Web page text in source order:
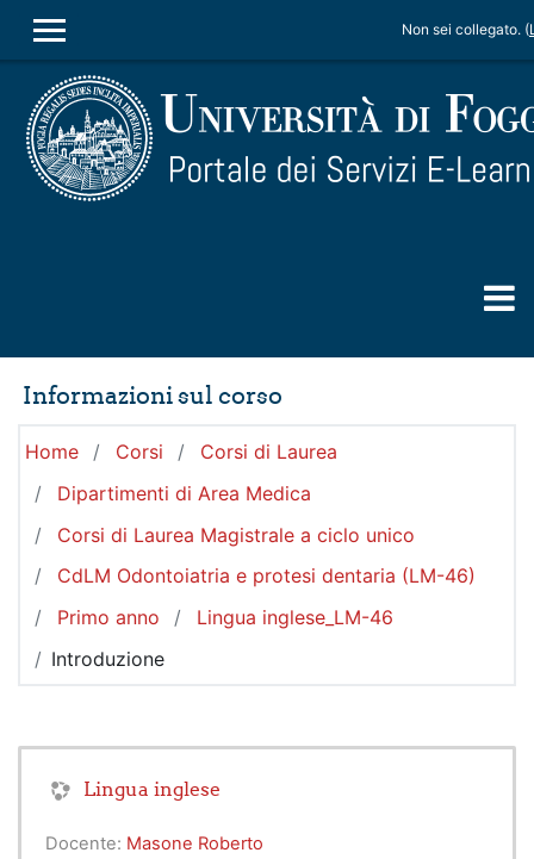
PANNELLO LATERALE
Non sei collegato. (
Informazioni sul corso
Home Corsi
Corsi di Laurea
Dipartimenti di Area Medica
Corsi di Laurea Magistrale a ciclo unico
CdLM Odontoiatria e protesi dentaria (LM-46)
Primo anno
Lingua inglese_LM-46
Introduzione
Lingua inglese
Docente: Masone Roberto